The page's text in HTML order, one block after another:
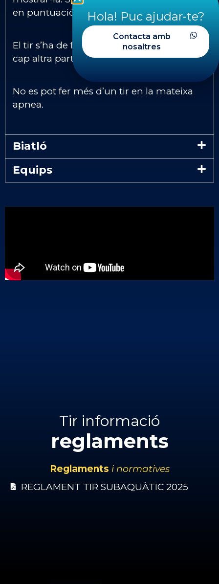
en puntuació.
El tir s’ha de fer amb una mà sense tocar
cap altra part del cos, fons o suport.
No es pot fer més d’un tir en la mateixa
apnea.
Biatló
Equips
Tir informació
reglaments
Reglaments i normatives
REGLAMENT TIR SUBAQUÀTIC 2025
Hola! Puc ajudar-te?
Contacta amb
nosaltres